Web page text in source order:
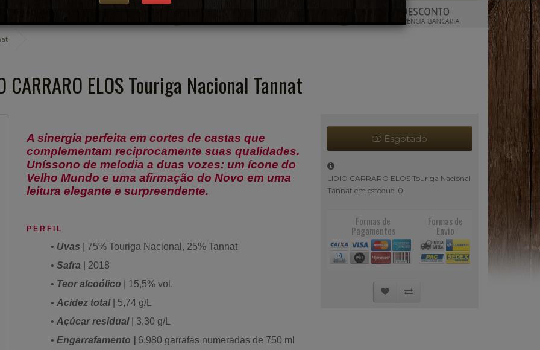
CARRARO ELOS Touriga Nacional Tannat
A sinergia perfeita em cortes de castas que
complementam reciprocamente suas qualidades.
Uníssono de melodia a duas vozes: um ícone do
Velho Mundo e uma afirmação do Novo em uma
leitura elegante e surpreendente.
P E R F I L
• Uvas | 75% Touriga Nacional, 25% Tannat
• Safra | 2018
• Teor alcoólico | 15,5% vol.
• Acidez total| 5,74 g/L
• Açúcar residual| 3,30 g/L
• Engarrafamento | 6.980 garrafas numeradas de 750 ml
Esgotado
LIDIO CARRARO ELOS Touriga Nacional
Tannat em estoque: 0
Formas de
Pagamentos
Formas de
Envio